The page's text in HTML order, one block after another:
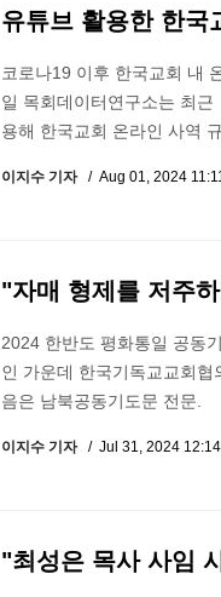
유튜브 활용한 한국
코로나19 이후 한국교회 내
일 목회데이터연구소는 최
용해 한국교회 온라인 사역
이지수 기자 Aug 01, 2024
"자매 형제를 저주
2024 한반도 평화통일 공동
인 가운데 한국기독교교회
음은 남북공동기도문 전문.
이지수 기자 Jul 31, 2024
"최성은 목사 사임